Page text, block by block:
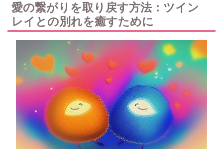
愛の繋がりを取り戻す方法：ツイン
レイとの別れを癒すために